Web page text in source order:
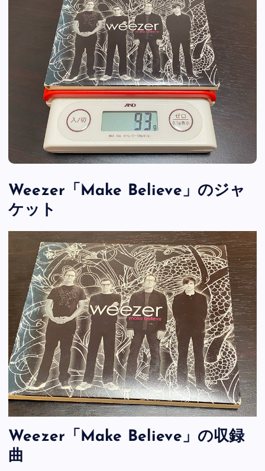
Weezer「Make Believe」のジャ
ケット
Weezer「Make Believe」の収録
曲